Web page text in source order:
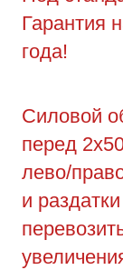
Гарантия
года!
Силовой
перед
лево/
и